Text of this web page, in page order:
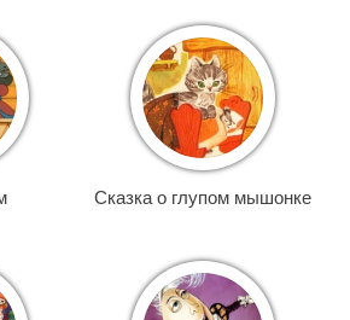
Сказка о глупом мышонке